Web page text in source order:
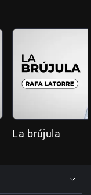
La brújula